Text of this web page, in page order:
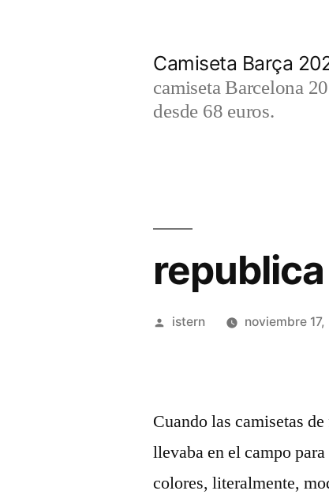
Camiseta Barça
camiseta Barcelona
desde 68 euros.
Publicado
istern noviembre
Cuando las camisetas
llevaba en el campo
colores, literalmente,